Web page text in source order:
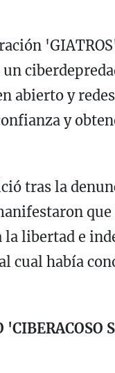
un
abierto y
y
tras la
libertad e
cual había